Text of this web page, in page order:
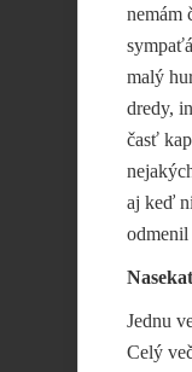
nemám
malý
dredy,
časť
aj keď
odmenil
Jednu
Celý